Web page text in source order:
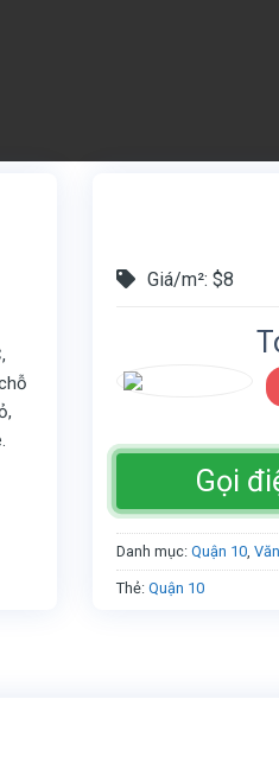
Giá/m²: $8
Gọi
Danh mục: Quận 10,
Thẻ: Quận 10